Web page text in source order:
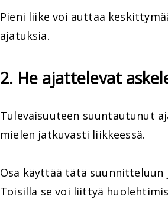
Pieni liike voi auttaa
ajatuksia.
2. He ajattelevat
Tulevaisuuteen suuntautunut
mielen jatkuvasti liikkeessä.
Osa käyttää tätä suunnitteluun
Toisilla se voi liittyä